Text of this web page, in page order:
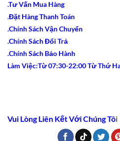
.Tư Vấn Mua Hàng
.Đặt Hàng Thanh Toán
.Chính Sách Vận Chuyển
.Chính Sách Đổi Trả
.Chính Sách Bảo Hành
Làm Việc:Từ 07:30-22:00 Từ Thứ
Vui Lòng Liên Kết Với Chúng Tôi